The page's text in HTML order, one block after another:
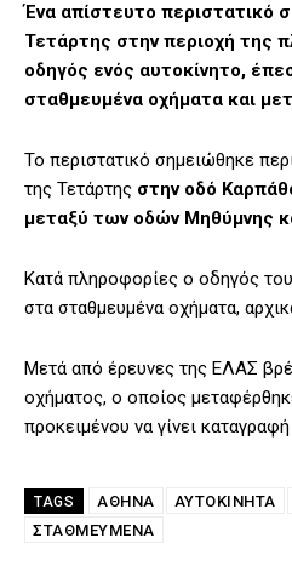
Ένα απίστευτο περιστατικό
Τετάρτης στην περιοχή της
οδηγός ενός αυτοκίνητο,
σταθμευμένα οχήματα και
Το περιστατικό σημειώθηκε
της Τετάρτης στην οδό
μεταξύ των οδών Μηθύμνης
Κατά πληροφορίες ο οδηγός
στα σταθμευμένα οχήματα,
Μετά από έρευνες της ΕΛΑΣ
οχήματος, ο οποίος
προκειμένου να γίνει
TAGS ΑΘΗΝΑ ΑΥΤΟΚΙΝΗΤΑ
ΣΤΑΘΜΕΥΜΈΝΑ